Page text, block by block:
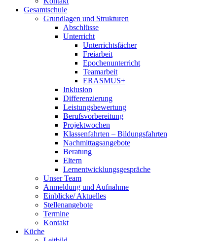
Gesamtschule
Grundlagen und Strukturen
Abschlüsse
Unterricht
Unterrichtsfächer
Freiarbeit
Epochenunterricht
Teamarbeit
ERASMUS+
Inklusion
Differenzierung
Leistungsbewertung
Berufsvorbereitung
Projektwochen
Klassenfahrten – Bildungsfahrten
Nachmittagsangebote
Beratung
Eltern
Lernentwicklungsgespräche
Unser Team
Anmeldung und Aufnahme
Einblicke/ Aktuelles
Stellenangebote
Termine
Kontakt
Küche